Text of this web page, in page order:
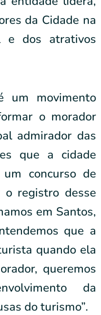
da Cidade na
e dos atrativos
um movimento
o morador
admirador das
que a cidade
um concurso de
registro desse
em Santos,
que a
quando ela
queremos
da
do turismo”.